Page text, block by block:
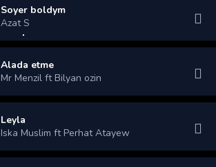
Soyer boldym
Azat S
Alada etme
Mr Menzil ft Bilyan ozin
Leyla
Iska Muslim ft Perhat Atayew